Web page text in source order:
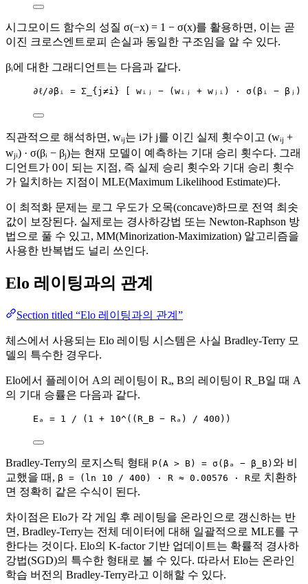
시그모이드 함수의 성질 σ(−x) = 1 − σ(x)를 활용하면, 이는 곧
이진 크로스엔트로피 손실과 동일한 구조임을 알 수 있다.
βᵢ에 대한 그래디언트는 다음과 같다.
∂ℓ/∂βᵢ = Σ_{j≠i} [ wᵢⱼ − (wᵢⱼ + wⱼᵢ) · σ(βᵢ − βⱼ)
직관적으로 해석하면, wᵢⱼ는 i가 j를 이긴 실제 횟수이고 (wᵢⱼ +
wⱼᵢ) · σ(βᵢ − βⱼ)는 현재 모델이 예측하는 기대 승리 횟수다. 그래
디언트가 0이 되는 지점, 즉 실제 승리 횟수와 기대 승리 횟수
가 일치하는 지점이 MLE(Maximum Likelihood Estimate)다.
이 최적화 문제는 로그 우도가 오목(concave)하므로 전역 최솟
값이 보장된다. 실제로는 경사하강법 또는 Newton-Raphson 방
법으로 풀 수 있고, MM(Minorization-Maximization) 알고리즘을
사용한 반복법도 널리 쓰인다.
Elo 레이팅과의 관계
Section titled “Elo 레이팅과의 관계”
체스에서 사용되는 Elo 레이팅 시스템은 사실 Bradley-Terry 모
델의 특수한 경우다.
Elo에서 플레이어 A의 레이팅이 Rₐ, B의 레이팅이 R_B일 때 A
의 기대 승률은 다음과 같다.
Eₐ = 1 / (1 + 10^((R_B − Rₐ) / 400))
Bradley-Terry의 로지스틱 형태 P(A > B) = σ(βₐ − β_B) 와 비
교했을 때, β = (ln 10 / 400) · R ≈ 0.00576 · R로 치환하
면 정확히 같은 수식이 된다.
차이점은 Elo가 각 게임 후 레이팅을 온라인으로 갱신하는 반
면, Bradley-Terry는 전체 데이터에 대해 일괄적으로 MLE를 구
한다는 것이다. Elo의 K-factor 기반 업데이트는 확률적 경사하
강법(SGD)의 특수한 형태로 볼 수 있다. 따라서 Elo는 온라인
학습 버전의 Bradley-Terry라고 이해할 수 있다.